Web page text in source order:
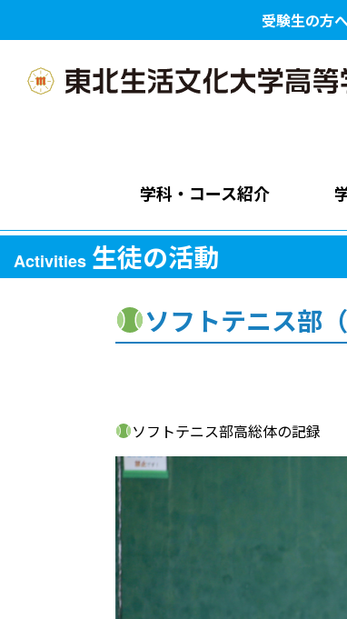
受験生の方
学科・コース紹介
Activities 生徒の活動
ソフトテニス部
ソフトテニス部高総体の記録